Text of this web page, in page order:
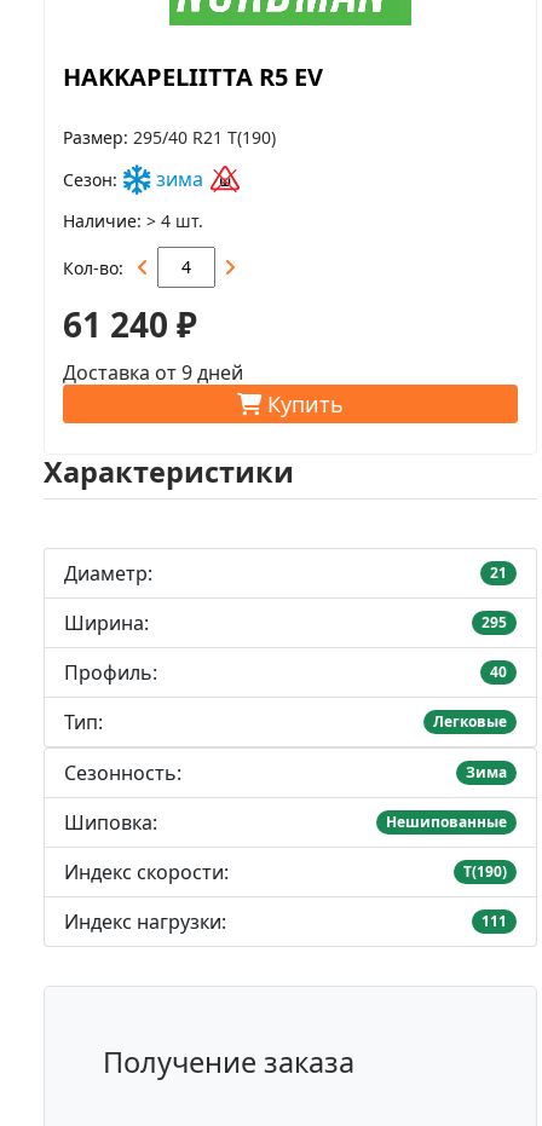
HAKKAPELIITTA R5 EV
Размер 295/40 R21 T(190)
Сезон
зима
Наличие > 4 шт.
Кол-во
61 240 ₽
Доставка от 9 дней
Купить
Характеристики
Диаметр: 21
Ширина: 295
Профиль: 40
Тип: Легковые
Сезонность: Зима
Шиповка: Нешипованные
Индекс скорости: T(190)
Индекс нагрузки: 111
Получение заказа